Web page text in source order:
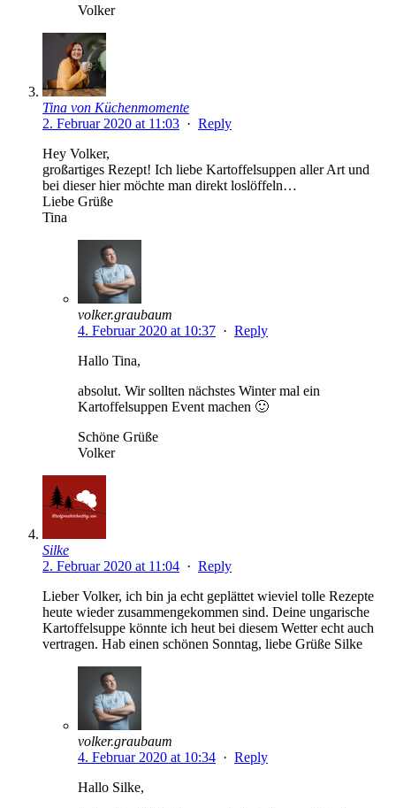
Volker
Tina von Küchenmomente
2. Februar 2020 at 11:03 · Reply
Hey Volker,
großartiges Rezept! Ich liebe Kartoffelsuppen aller Art und
bei dieser hier möchte man direkt loslöffeln…
Liebe Grüße
Tina
volker.graubaum
4. Februar 2020 at 10:37 · Reply
Hallo Tina,
absolut. Wir sollten nächstes Winter mal ein
Kartoffelsuppen Event machen 🙂
Schöne Grüße
Volker
Silke
2. Februar 2020 at 11:04 · Reply
Lieber Volker, ich bin ja echt geplättet wieviel tolle Rezepte
heute wieder zusammengekommen sind. Deine ungarische
Kartoffelsuppe könnte ich heut bei diesem Wetter echt auch
vertragen. Hab einen schönen Sonntag, liebe Grüße Silke
volker.graubaum
4. Februar 2020 at 10:34 · Reply
Hallo Silke,